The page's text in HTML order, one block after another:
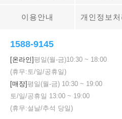
이용안내 개인정보
1588-9145
[온라인]평일(월-금)10:30 ~ 18:00
(휴무:토/일/공휴일)
[매장]평일(월-금) 10:30 ~ 19:00
토/일/공휴일 13:00 ~ 19:00
(휴무:설날/추석 당일)